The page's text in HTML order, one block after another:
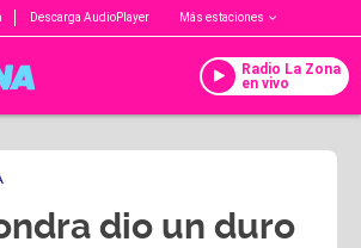
Descarga AudioPlayer Más estaciones
Radio La Zona
en vivo
dio un duro